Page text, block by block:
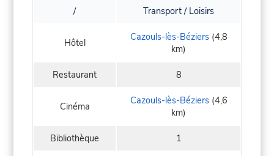
/ Transport / Loisirs
Hôtel Cazouls-lès-Béziers(4,8
km)
Restaurant 8
Cinéma Cazouls-lès-Béziers(4,6
km)
Bibliothèque 1